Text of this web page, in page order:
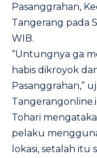
Pasanggrahan,
Tangerang pada
WIB.
“Untungnya ga
habis dikroyok
Pasanggrahan,”
Tohari
pelaku
lokasi, setalah itu